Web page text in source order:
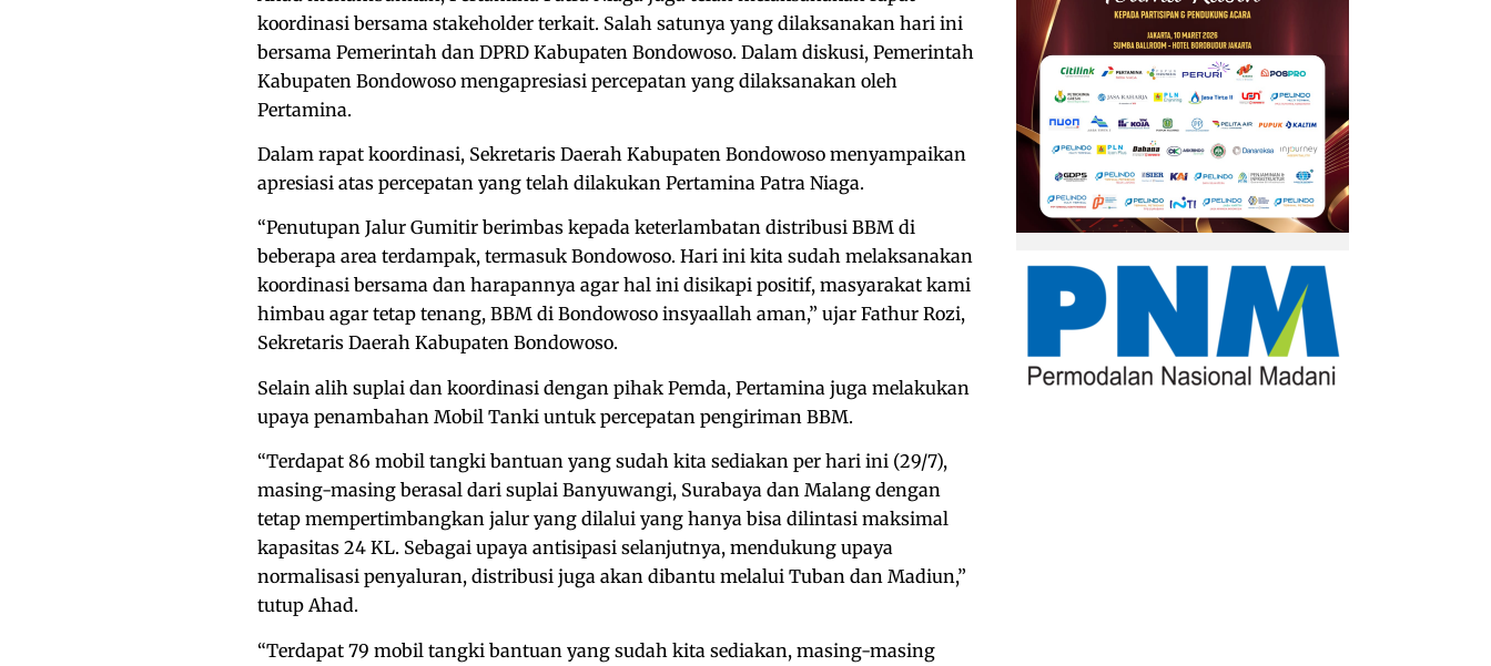
koordinasi bersama stakeholder terkait. Salah satunya yang dilaksanakan hari ini
bersama Pemerintah dan DPRD Kabupaten Bondowoso. Dalam diskusi, Pemerintah
Kabupaten Bondowoso mengapresiasi percepatan yang dilaksanakan oleh
Pertamina.
Dalam rapat koordinasi, Sekretaris Daerah Kabupaten Bondowoso menyampaikan
apresiasi atas percepatan yang telah dilakukan Pertamina Patra Niaga.
“Penutupan Jalur Gumitir berimbas kepada keterlambatan distribusi BBM di
beberapa area terdampak, termasuk Bondowoso. Hari ini kita sudah melaksanakan
koordinasi bersama dan harapannya agar hal ini disikapi positif, masyarakat kami
himbau agar tetap tenang, BBM di Bondowoso insyaallah aman,” ujar Fathur Rozi,
Sekretaris Daerah Kabupaten Bondowoso.
Selain alih suplai dan koordinasi dengan pihak Pemda, Pertamina juga melakukan
upaya penambahan Mobil Tanki untuk percepatan pengiriman BBM.
“Terdapat 86 mobil tangki bantuan yang sudah kita sediakan per hari ini (29/7),
masing-masing berasal dari suplai Banyuwangi, Surabaya dan Malang dengan
tetap mempertimbangkan jalur yang dilalui yang hanya bisa dilintasi maksimal
kapasitas 24 KL. Sebagai upaya antisipasi selanjutnya, mendukung upaya
normalisasi penyaluran, distribusi juga akan dibantu melalui Tuban dan Madiun,”
tutup Ahad.
“Terdapat 79 mobil tangki bantuan yang sudah kita sediakan, masing-masing